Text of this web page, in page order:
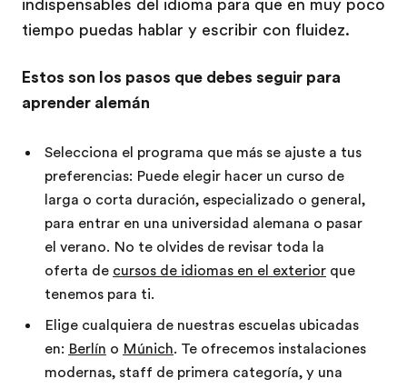
indispensables del idioma para que en muy poco
tiempo puedas hablar y escribir con fluidez.
Estos son los pasos que debes seguir para
aprender alemán
Selecciona el programa que más se ajuste a tus
preferencias: Puede elegir hacer un curso de
larga o corta duración, especializado o general,
para entrar en una universidad alemana o pasar
el verano. No te olvides de revisar toda la
oferta de cursos de idiomas en el exterior que
tenemos para ti.
Elige cualquiera de nuestras escuelas ubicadas
en: Berlín o Múnich. Te ofrecemos instalaciones
modernas, staff de primera categoría, y una